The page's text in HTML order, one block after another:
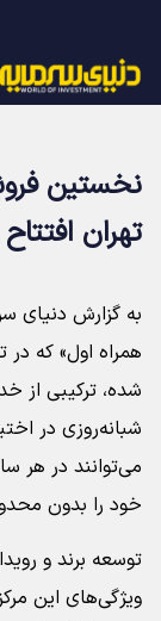
نخستین
تهران
به گزارش دنیای
همراه اول» که در
شده، ترکیبی از
شبانه‌روزی در
می‌توانند در هر
خود را بدون
توسعه برند و
ویژگی‌های این